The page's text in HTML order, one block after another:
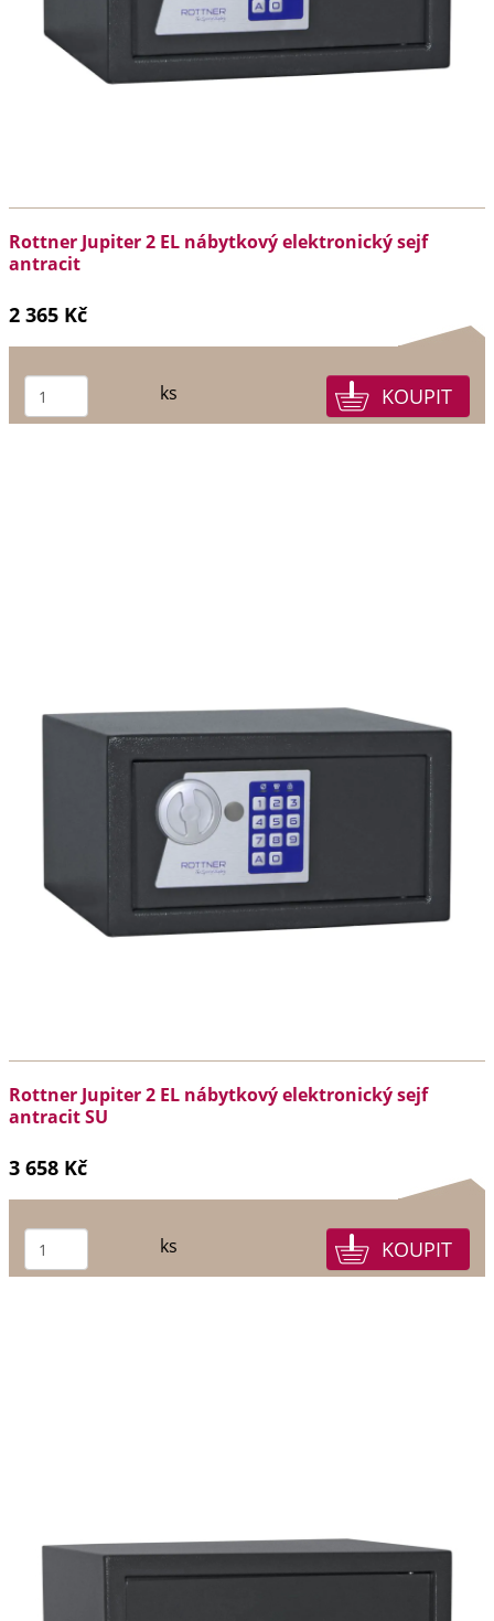
Rottner Jupiter 2 EL nábytkový elektronický sejf
antracit
2 365 Kč
ks
Rottner Jupiter 2 EL nábytkový elektronický sejf
antracit SU
3 658 Kč
ks